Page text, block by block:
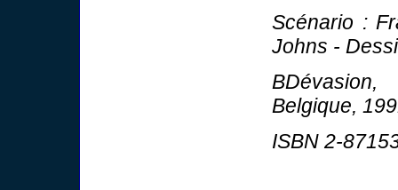
Scénario :
Johns -
Belgique,
ISBN 2-